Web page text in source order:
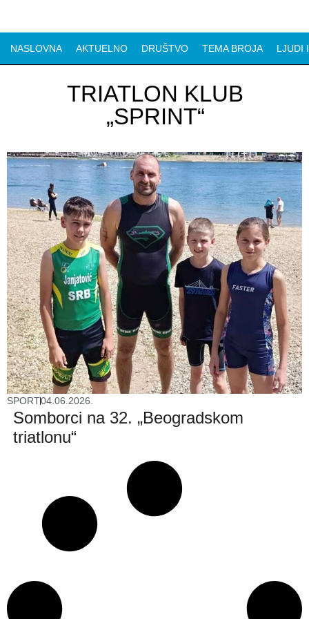
NASLOVNA AKTUELNO DRUŠTVO TEMA BROJA LJUDI
TRIATLON KLUB
„SPRINT“
SPORT04.06.2026.
Somborci na 32. „Beogradskom
triatlonu“